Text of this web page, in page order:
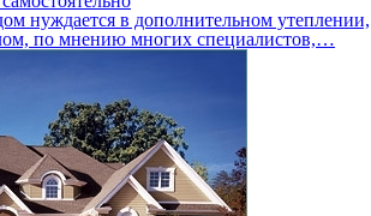
нуждается в дополнительном утеплении,
по мнению многих специалистов,…